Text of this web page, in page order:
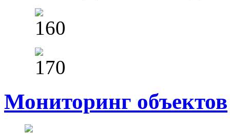
Мониторинг объектов